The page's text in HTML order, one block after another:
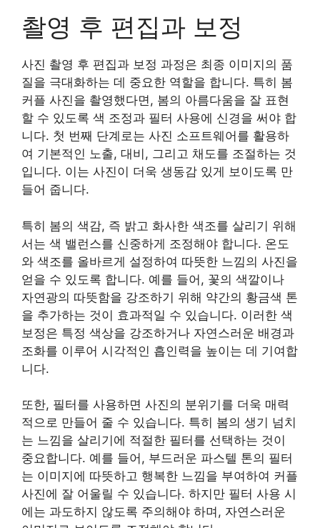
촬영 후 편집과 보정
사진 촬영 후 편집과 보정 과정은 최종 이미지의 품
질을 극대화하는 데 중요한 역할을 합니다. 특히 봄
커플 사진을 촬영했다면, 봄의 아름다움을 잘 표현
할 수 있도록 색 조정과 필터 사용에 신경을 써야 합
니다. 첫 번째 단계로는 사진 소프트웨어를 활용하
여 기본적인 노출, 대비, 그리고 채도를 조절하는 것
입니다. 이는 사진이 더욱 생동감 있게 보이도록 만
들어 줍니다.
특히 봄의 색감, 즉 밝고 화사한 색조를 살리기 위해
서는 색 밸런스를 신중하게 조정해야 합니다. 온도
와 색조를 올바르게 설정하여 따뜻한 느낌의 사진을
얻을 수 있도록 합니다. 예를 들어, 꽃의 색깔이나
자연광의 따뜻함을 강조하기 위해 약간의 황금색 톤
을 추가하는 것이 효과적일 수 있습니다. 이러한 색
보정은 특정 색상을 강조하거나 자연스러운 배경과
조화를 이루어 시각적인 흡인력을 높이는 데 기여합
니다.
또한, 필터를 사용하면 사진의 분위기를 더욱 매력
적으로 만들어 줄 수 있습니다. 특히 봄의 생기 넘치
는 느낌을 살리기에 적절한 필터를 선택하는 것이
중요합니다. 예를 들어, 부드러운 파스텔 톤의 필터
는 이미지에 따뜻하고 행복한 느낌을 부여하여 커플
사진에 잘 어울릴 수 있습니다. 하지만 필터 사용 시
에는 과도하지 않도록 주의해야 하며, 자연스러운